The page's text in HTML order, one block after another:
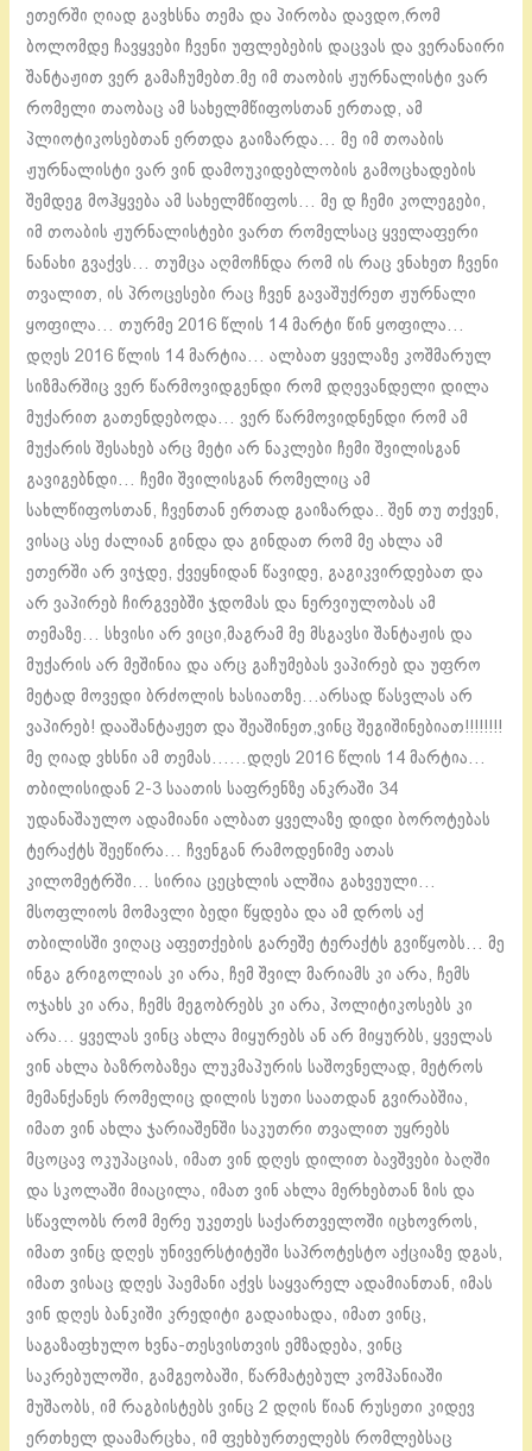
ეთერში ღიად გავხსნა თემა და პირობა დავდო,რომ
ბოლომდე ჩავყვები ჩვენი უფლებების დაცვას და ვერანაირი
შანტაჟით ვერ გამაჩუმებთ.მე იმ თაობის ჟურნალისტი ვარ
რომელი თაობაც ამ სახელმწიფოსთან ერთად, ამ
პლიოტიკოსებთან ერთდა გაიზარდა… მე იმ თოაბის
ჟურნალისტი ვარ ვინ დამოუკიდებლობის გამოცხადების
შემდეგ მოჰყვება ამ სახელმწიფოს… მე დ ჩემი კოლეგები,
იმ თოაბის ჟურნალისტები ვართ რომელსაც ყველაფერი
ნანახი გვაქვს… თუმცა აღმოჩნდა რომ ის რაც ვნახეთ ჩვენი
თვალით, ის პროცესები რაც ჩვენ გავაშუქრეთ ჟურნალი
ყოფილა… თურმე 2016 წლის 14 მარტი წინ ყოფილა…
დღეს 2016 წლის 14 მარტია… ალბათ ყველაზე კოშმარულ
სიზმარშიც ვერ წარმოვიდგენდი რომ დღევანდელი დილა
მუქარით გათენდებოდა… ვერ წარმოვიდნენდი რომ ამ
მუქარის შესახებ არც მეტი არ ნაკლები ჩემი შვილისგან
გავიგებნდი… ჩემი შვილისგან რომელიც ამ
სახლწიფოსთან, ჩვენთან ერთად გაიზარდა.. შენ თუ თქვენ,
ვისაც ასე ძალიან გინდა და გინდათ რომ მე ახლა ამ
ეთერში არ ვიჯდე, ქვეყნიდან წავიდე, გაგიკვირდებათ და
არ ვაპირებ ჩირგვებში ჯდომას და ნერვიულობას ამ
თემაზე… სხვისი არ ვიცი,მაგრამ მე მსგავსი შანტაჟის და
მუქარის არ მეშინია და არც გაჩუმებას ვაპირებ და უფრო
მეტად მოვედი ბრძოლის ხასიათზე…არსად წასვლას არ
ვაპირებ! დააშანტაჟეთ და შეაშინეთ,ვინც შეგიშინებიათ!!!!!!!!
მე ღიად ვხსნი ამ თემას……დღეს 2016 წლის 14 მარტია…
თბილისიდან 2-3 საათის საფრენზე ანკრაში 34
უდანაშაულო ადამიანი ალბათ ყველაზე დიდი ბოროტებას
ტერაქტს შეეწირა… ჩვენგან რამოდენიმე ათას
კილომეტრში… სირია ცეცხლის ალშია გახვეული…
მსოფლიოს მომავლი ბედი წყდება და ამ დროს აქ
თბილისში ვიღაც აფეთქების გარეშე ტერაქტს გვიწყობს… მე
ინგა გრიგოლიას კი არა, ჩემ შვილ მარიამს კი არა, ჩემს
ოჯახს კი არა, ჩემს მეგობრებს კი არა, პოლიტიკოსებს კი
არა… ყველას ვინც ახლა მიყურებს ან არ მიყურბს, ყველას
ვინ ახლა ბაზრობაზეა ლუკმაპურის საშოვნელად, მეტროს
მემანქანეს რომელიც დილის სუთი საათდან გვირაბშია,
იმათ ვინ ახლა ჯარიაშენში საკუთრი თვალით უყრებს
მცოცავ ოკუპაციას, იმათ ვინ დღეს დილით ბავშვები ბაღში
და სკოლაში მიაცილა, იმათ ვინ ახლა მერხებთან ზის და
სწავლობს რომ მერე უკეთეს საქართველოში იცხოვროს,
იმათ ვინც დღეს უნივერსტიტეში საპროტესტო აქციაზე დგას,
იმათ ვისაც დღეს პაემანი აქვს საყვარელ ადამიანთან, იმას
ვინ დღეს ბანკიში კრედიტი გადაიხადა, იმათ ვინც,
საგაზაფხულო ხვნა-თესვისთვის ემზადება, ვინც
საკრებულოში, გამგეობაში, წარმატებულ კომპანიაში
მუშაობს, იმ რაგბისტებს ვინც 2 დღის წიან რუსეთი კიდევ
ერთხელ დაამარცხა, იმ ფეხბურთელებს რომლებსაც